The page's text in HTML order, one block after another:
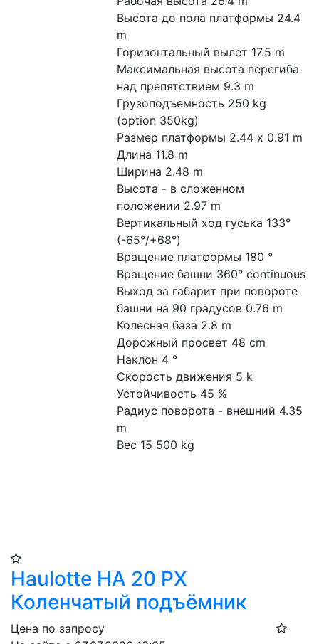
Высота до пола платформы 24.4
m
Горизонтальный вылет 17.5 m
Максимальная высота перегиба
над препятствием 9.3 m
Грузоподъемность 250 kg
(option 350kg)
Размер платформы 2.44 x 0.91 m
Длина 11.8 m
Ширина 2.48 m
Высота - в сложенном
положении 2.97 m
Вертикальный ход гуська 133°
(-65°/+68°)
Вращение платформы 180 °
Вращение башни 360° continuous
Выход за габарит при повороте
башни на 90 градусов 0.76 m
Колесная база 2.8 m
Дорожный просвет 48 cm
Наклон 4 °
Скорость движения 5 k
Устойчивость 45 %
Радиус поворота - внешний 4.35
m
Вес 15 500 kg
Haulotte HA 20 PX​
Коленчатый подъёмник
Цена по запросу